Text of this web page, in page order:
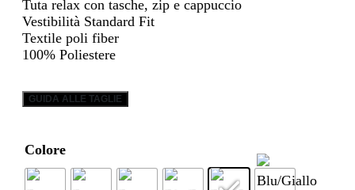
Tuta relax con tasche, zip e cappuccio
Vestibilità Standard Fit
Textile poli fiber
100% Poliestere
GUIDA ALLE TAGLIE
Colore